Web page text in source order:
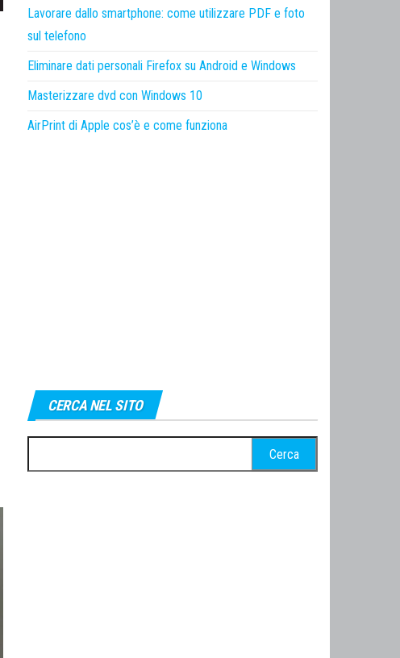
Lavorare dallo smartphone: come utilizzare PDF e foto
sul telefono
Eliminare dati personali Firefox su Android e Windows
Masterizzare dvd con Windows 10
AirPrint di Apple cos’è e come funziona
CERCA NEL SITO
per: